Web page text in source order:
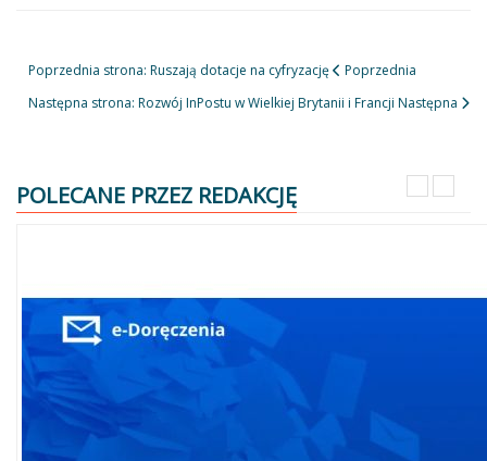
Poprzednia strona: Ruszają dotacje na cyfryzację
Poprzednia
Następna strona: Rozwój InPostu w Wielkiej Brytanii i Francji Następna
POLECANE PRZEZ REDAKCJĘ